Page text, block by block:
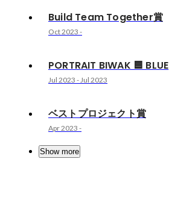
Build Team Together賞
Oct 2023 -
PORTRAIT BIWAK 🟦 BLUE
Jul 2023 -Jul 2023
ベストプロジェクト賞
Apr 2023 -
Show more